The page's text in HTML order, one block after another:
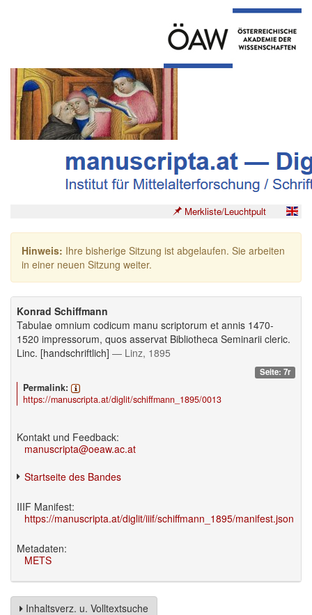
Merkliste/Leuchtpult
Hinweis: Ihre bisherige Sitzung ist abgelaufen. Sie arbeiten
in einer neuen Sitzung weiter.
Konrad Schiffmann
Tabulae omnium codicum manu scriptorum et annis 1470-
1520 impressorum, quos asservat Bibliotheca Seminarii cleric.
Linc. [handschriftlich] — Linz, 1895
Seite: 7r
Permalink:
https://manuscripta.at/diglit/schiffmann_1895/0013
Kontakt und Feedback:
manuscripta@oeaw.ac.at
Startseite des Bandes
IIIF Manifest:
https://manuscripta.at/diglit/iiif/schiffmann_1895/manifest.json
Metadaten:
METS
Inhaltsverz. u. Volltextsuche